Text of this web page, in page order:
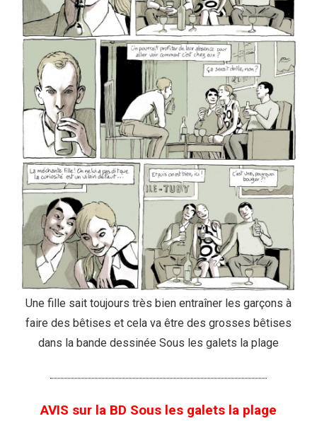
Une fille sait toujours très bien entraîner les garçons à
faire des bêtises et cela va être des grosses bêtises
dans la bande dessinée Sous les galets la plage
AVIS sur la BD Sous les galets la plage​